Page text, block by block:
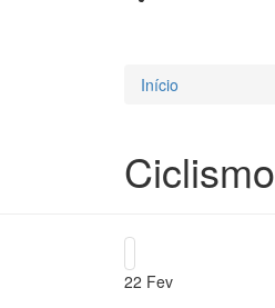
Está aqui
Início
Ciclismo
22 Fev